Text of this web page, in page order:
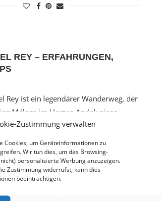
Zustimmung verwalten
Cookies, um Geräteinformationen zu
Wir tun dies, um das Browsing-
personalisierte Werbung anzuzeigen.
Zustimmung widerrufst, kann dies
beeinträchtigen.
REY – ERFAHRUNGEN,
Rey ist ein legendärer Wanderweg, der
Málaga im Herzen Andalusiens
sich durch …